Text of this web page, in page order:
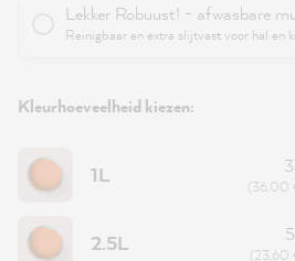
Lekker Robuust! - afwasbare
Reinigbaar en extra slijtvast voor hal en
Kleurhoeveelheid kiezen:
1L (36,00
2.5L (23,60